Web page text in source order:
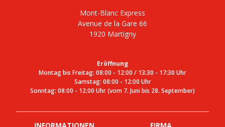
Mont-Blanc Express
Avenue de la Gare 66
1920 Martigny
Eröffnung
Montag bis Freitag: 08:00 - 12:00 / 13:30 - 17:30 Uhr
Samstag: 08:00 - 12:00 Uhr
Sonntag: 08:00 - 12:00 Uhr (vom 7. Juni bis 28. September)